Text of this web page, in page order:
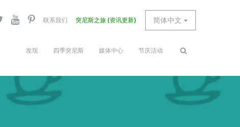
简体中文
联系我们 突尼斯之旅 (资讯更新)
发现 四季突尼斯 媒体中心 节庆活动
Search